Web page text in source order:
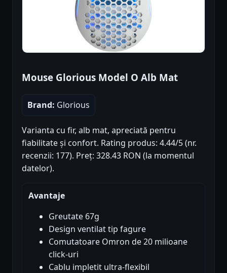
Mouse Glorious Model O Alb Mat
Brand: Glorious
Varianta cu fir, alb mat, apreciată pentru
fiabilitate și confort. Rating produs: 4.44/5 (nr.
recenzii: 177). Preț: 328.43 RON (la momentul
datelor).
Avantaje
Greutate 67g
Design ventilat tip fagure
Comutatoare Omron de 20 milioane
click-uri
Cablu impletit ultra-flexibil